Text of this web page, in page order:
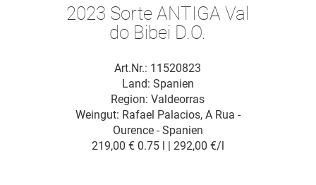
2023 Sorte ANTIGA Val
do Bibei D.O.
Art.Nr.: 11520823
Land: Spanien
Weingut: Rafael Palacios, A Rua -
Ourence - Spanien
Region: Valdeorras
219,00 € 0.75 l | 292,00 €/l